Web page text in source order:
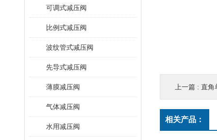
可调式减压阀
比例式减压阀
波纹管式减压阀
先导式减压阀
薄膜减压阀
气体减压阀
水用减压阀
上一篇 : 直角
相关产品：